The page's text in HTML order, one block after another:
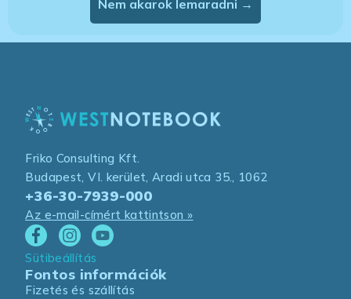
Nem akarok lemaradni →
Friko Consulting Kft.
Budapest, VI. kerület, Aradi utca 35., 1062
+36-30-7939-000
Az e-mail-címért kattintson »
Sütibeállítás
Fontos információk
Fizetés és szállítás